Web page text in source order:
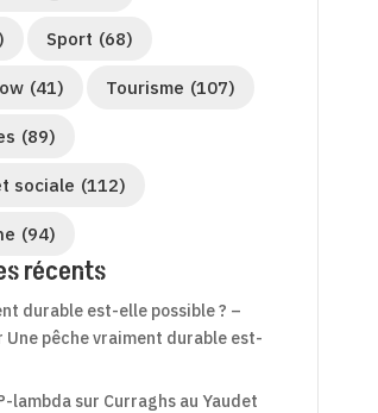
Sport (68)
(41) Tourisme (107)
(89)
sociale (112)
(94)
récents
durable est-elle possible ? –
Une pêche vraiment durable est-
lambda sur Curraghs au Yaudet